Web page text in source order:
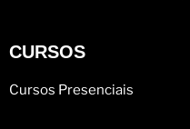
CURSOS
Cursos Presenciais